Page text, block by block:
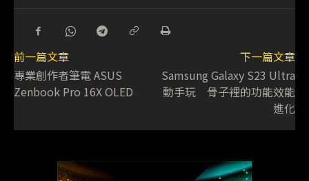
前一篇文章
專業創作者筆電 ASUS
Zenbook Pro 16X OLED
下一篇文章
Samsung Galaxy S23 Ultra
動手玩 骨子裡的功能效能
進化